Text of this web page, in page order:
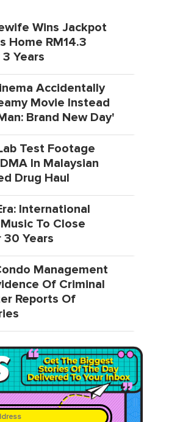
Wins Jackpot
Home RM14.3
Years
Accidentally
Movie Instead
Brand New Day'
Test Footage
In Malaysian
Drug Haul
International
To Close
Years
Management
Of Criminal
Reports Of